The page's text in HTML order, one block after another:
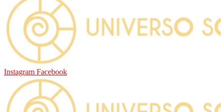
Instagram Facebook